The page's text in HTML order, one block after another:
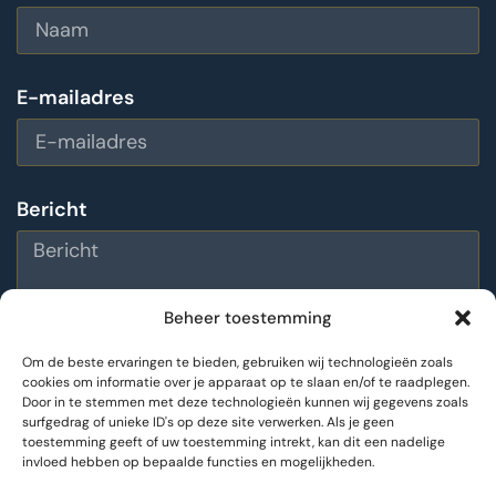
Beheer toestemming
Om de beste ervaringen te bieden, gebruiken wij technologieën zoals
cookies om informatie over je apparaat op te slaan en/of te raadplegen.
Door in te stemmen met deze technologieën kunnen wij gegevens zoals
surfgedrag of unieke ID's op deze site verwerken. Als je geen
toestemming geeft of uw toestemming intrekt, kan dit een nadelige
invloed hebben op bepaalde functies en mogelijkheden.
E-mailadres
Bericht
Bericht versturen